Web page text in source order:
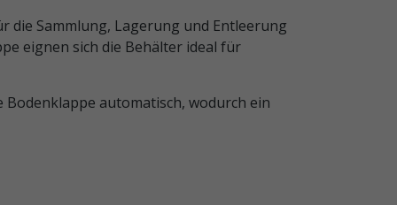
die Sammlung, Lagerung und Entleerung
eignen sich die Behälter ideal für
automatisch, wodurch ein